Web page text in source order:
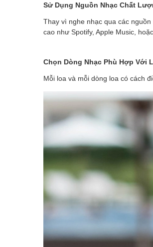
Sử Dụng Nguồn Nhạc Chất
Thay vì nghe nhạc qua các
cao như Spotify, Apple Music,
Chọn Dòng Nhạc Phù Hợp Với
Mỗi loa và mỗi dòng loa có cách